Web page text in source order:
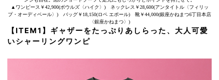
▲ワンピース￥42,900(ボウルズ〈ハイク〉) ネックレス￥28,600(アンタイトル〈フィリッ
プ・オーディベール〉) バッグ￥18,150(ロペ エポール) 靴￥44,000(銀座かねまつ6丁目本店
〈銀座かねまつ〉)
【ITEM1】ギャザーをたっぷりあしらった、大人可愛
いシャーリングワンピ